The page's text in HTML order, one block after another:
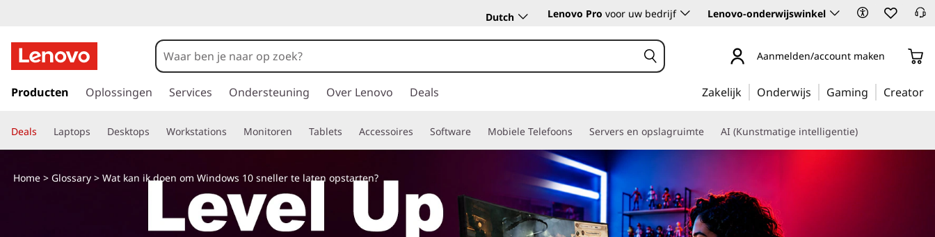
a
k
a
Dutch Lenovo Pro voor uw bedrijf Lenovo-onderwijswinkel
a
a
r
e
Aanmelden/account maken
Producten Oplossingen Services Ondersteuning Over Lenovo Deals Zakelijk Onderwijs Gaming Creator
Deals Laptops Desktops Workstations Monitoren Tablets Accessoires Software Mobiele Telefoons Servers en opslagruimte AI (Kunstmatige intelligentie)
Home> Glossary> Wat kan ik doen om Windows 10 sneller te laten opstarten?